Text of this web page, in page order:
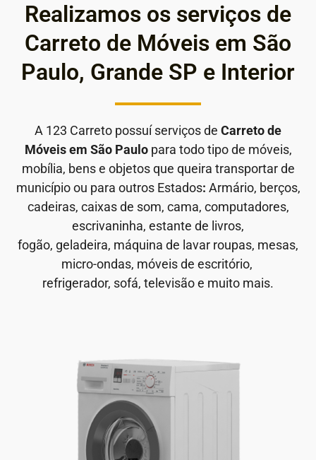
Realizamos os serviços de
Carreto de Móveis em São
Paulo, Grande SP e Interior
A 123 Carreto possuí serviços de Carreto de
Móveis em São Paulopara todo tipo de móveis,
mobília, bens e objetos que queira transportar de
município ou para outros Estados: Armário, berços,
cadeiras, caixas de som, cama, computadores,
escrivaninha, estante de livros,
fogão, geladeira, máquina de lavar roupas, mesas,
micro-ondas, móveis de escritório,
refrigerador, sofá, televisão e muito mais.